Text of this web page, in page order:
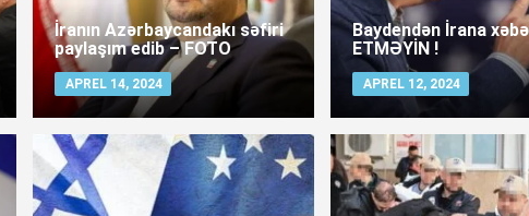
İranın Azərbaycandakı səfiri
paylaşım edib – FOTO
APREL 14, 2024
Baydendən İrana
ETMƏYİN !
APREL 12, 2024